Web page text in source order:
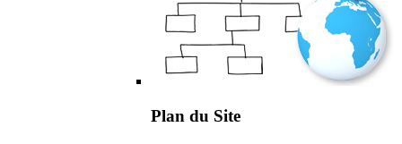
Plan du Site